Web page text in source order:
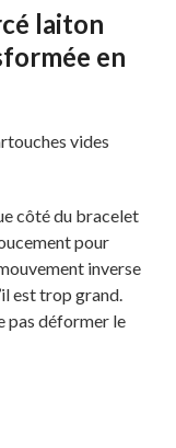
laiton
en
vides
côté du bracelet
pour
inverse
est trop grand.
pas déformer le